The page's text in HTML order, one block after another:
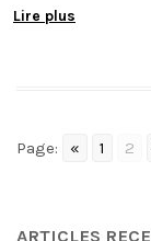
Lire plus
Page: « 1 2
ARTICLES